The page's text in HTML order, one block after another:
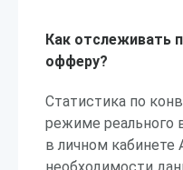
Как отслеживать
офферу?
Статистика по
режиме реального
в личном кабинете